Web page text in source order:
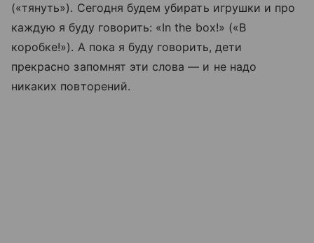
(«тянуть»). Сегодня будем убирать игрушки и про
каждую я буду говорить: «In the box!» («В
коробке!»). А пока я буду говорить, дети
прекрасно запомнят эти слова — и не надо
никаких повторений.